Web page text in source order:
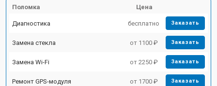
Поломка Цена
Диагностика бесплатно Заказать
Замена стекла от 1100 ₽ Заказать
Замена Wi-Fi от 2250 ₽ Заказать
Ремонт GPS-модуля от 1700 ₽ Заказать